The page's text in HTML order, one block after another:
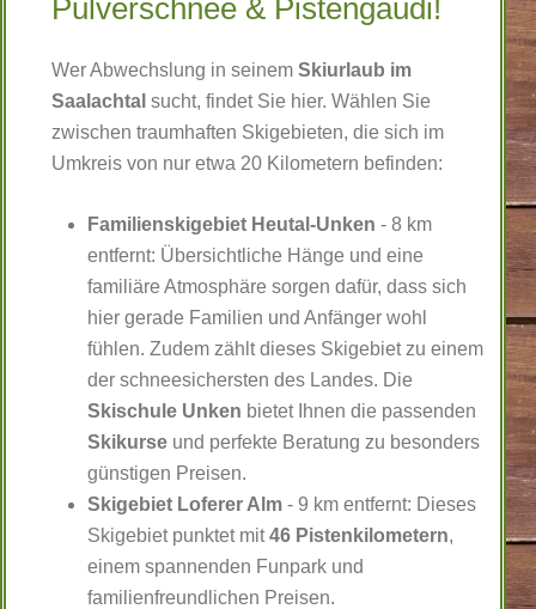
Pulverschnee & Pistengaudi!
Wer Abwechslung in seinem Skiurlaub im
Saalachtal sucht, findet Sie hier. Wählen Sie
zwischen traumhaften Skigebieten, die sich im
Umkreis von nur etwa 20 Kilometern befinden:
Familienskigebiet Heutal-Unken - 8 km
entfernt: Übersichtliche Hänge und eine
familiäre Atmosphäre sorgen dafür, dass sich
hier gerade Familien und Anfänger wohl
fühlen. Zudem zählt dieses Skigebiet zu einem
der schneesichersten des Landes. Die
Skischule Unken bietet Ihnen die passenden
Skikurse und perfekte Beratung zu besonders
günstigen Preisen.
Skigebiet Loferer Alm - 9 km entfernt: Dieses
Skigebiet punktet mit46 Pistenkilometern,
einem spannenden Funpark und
familienfreundlichen Preisen.